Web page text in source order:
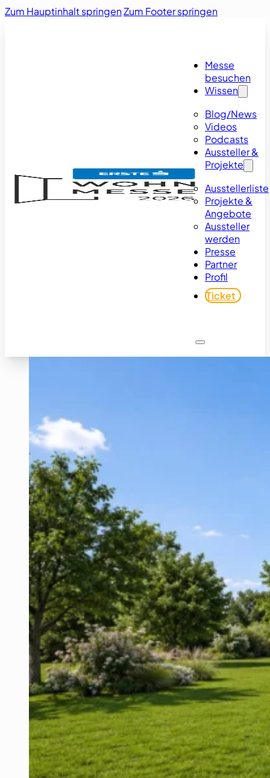
Zum Hauptinhalt springenZum Footer springen
Messe
besuchen
Wissen
Blog/News
Videos
Podcasts
Aussteller &
Projekte
Ausstellerliste
Projekte &
Angebote
Aussteller
werden
Presse
Partner
Profil
Ticket